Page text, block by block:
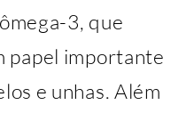
3, que
papel importante
e unhas. Além